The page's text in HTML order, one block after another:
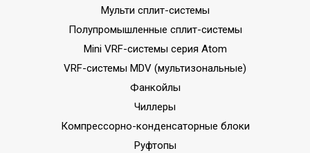
Мульти сплит-системы
Полупромышленные сплит-системы
Mini VRF-системы серия Atom
VRF-системы MDV (мультизональные)
Фанкойлы
Чиллеры
Компрессорно-конденсаторные блоки
Руфтопы